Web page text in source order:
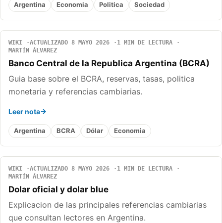
Argentina Economia Politica Sociedad
WIKI ACTUALIZADO 8 MAYO 2026
1 MIN DE LECTURA
MARTÍN ÁLVAREZ
Banco Central de la Republica Argentina (BCRA)
Guia base sobre el BCRA, reservas, tasas, politica
monetaria y referencias cambiarias.
Leer nota
Argentina BCRA Dólar Economia
WIKI ACTUALIZADO 8 MAYO 2026
1 MIN DE LECTURA
MARTÍN ÁLVAREZ
Dolar oficial y dolar blue
Explicacion de las principales referencias cambiarias
que consultan lectores en Argentina.